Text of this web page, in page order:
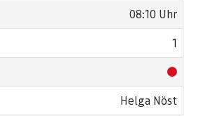
08:10 Uhr
1
Helga Nöst